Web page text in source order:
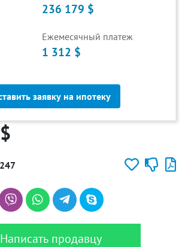
236 179 $
Ежемесячный платеж
1 312 $
заявку на ипотеку
Написать продавцу